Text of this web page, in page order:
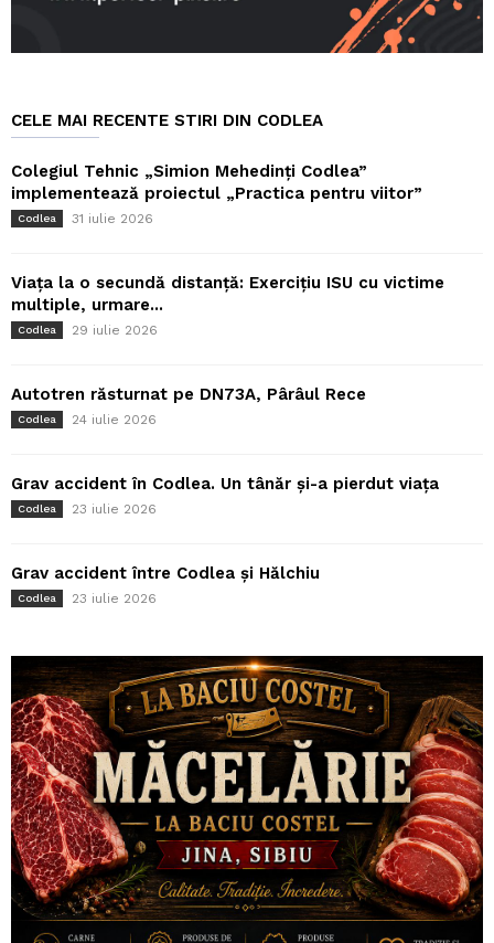
CELE MAI RECENTE STIRI DIN CODLEA
Colegiul Tehnic „Simion Mehedinți Codlea”
implementează proiectul „Practica pentru viitor”
Codlea 31 iulie 2026
Viața la o secundă distanță: Exercițiu ISU cu victime
multiple, urmare...
Codlea 29 iulie 2026
Autotren răsturnat pe DN73A, Pârâul Rece
Codlea 24 iulie 2026
Grav accident în Codlea. Un tânăr și-a pierdut viața
Codlea 23 iulie 2026
Grav accident între Codlea și Hălchiu
Codlea 23 iulie 2026